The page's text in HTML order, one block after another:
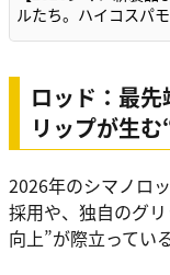
ルたち。ハイコスパ
ロッド：最
リップが生
2026年のシマノロ
採用や、独自のグ
向上”が際立っている